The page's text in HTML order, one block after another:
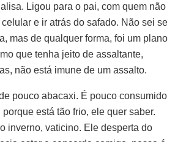
Ligou para o pai, com quem não
e ir atrás do safado. Não sei se
mas de qualquer forma, foi um plano
que tenha jeito de assaltante,
não está imune de um assalto.
pouco abacaxi. É pouco consumido
está tão frio, ele quer saber.
inverno, vaticino. Ele desperta do